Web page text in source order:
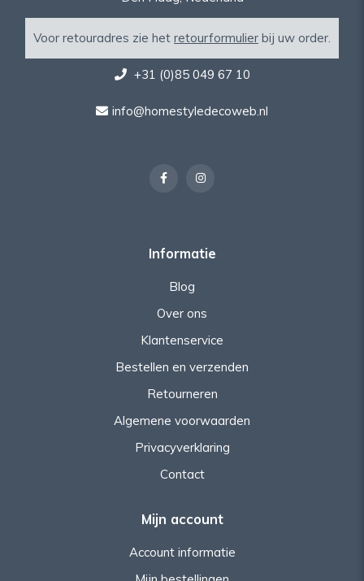
Voor retouradres zie het retourformulier bij uw order.
+31 (0)85 049 67 10
info@homestyledecoweb.nl
Informatie
Blog
Over ons
Klantenservice
Bestellen en verzenden
Retourneren
Algemene voorwaarden
Privacyverklaring
Contact
Mijn account
Account informatie